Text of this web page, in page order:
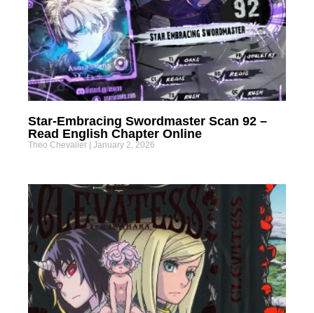
Star-Embracing Swordmaster Scan 92 –
Read English Chapter Online
Theo Chevalier January 2, 2026